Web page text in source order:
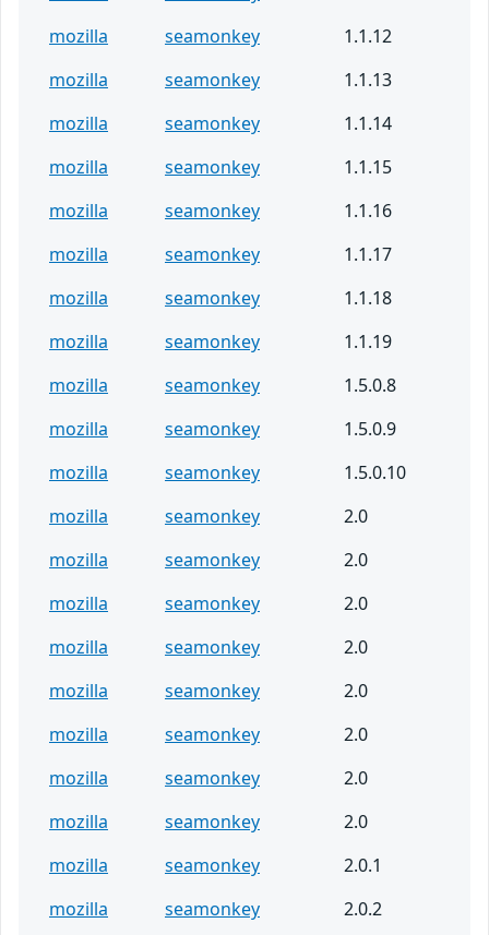
mozilla
seamonkey
1.1.12
mozilla
seamonkey
1.1.13
mozilla
seamonkey
1.1.14
mozilla
seamonkey
1.1.15
mozilla
seamonkey
1.1.16
mozilla
seamonkey
1.1.17
mozilla
seamonkey
1.1.18
mozilla
seamonkey
1.1.19
mozilla
seamonkey
1.5.0.8
mozilla
seamonkey
1.5.0.9
mozilla
seamonkey
1.5.0.10
mozilla
seamonkey
2.0
mozilla
seamonkey
2.0
mozilla
seamonkey
2.0
mozilla
seamonkey
2.0
mozilla
seamonkey
2.0
mozilla
seamonkey
2.0
mozilla
seamonkey
2.0
mozilla
seamonkey
2.0
mozilla
seamonkey
2.0.1
mozilla
seamonkey
2.0.2